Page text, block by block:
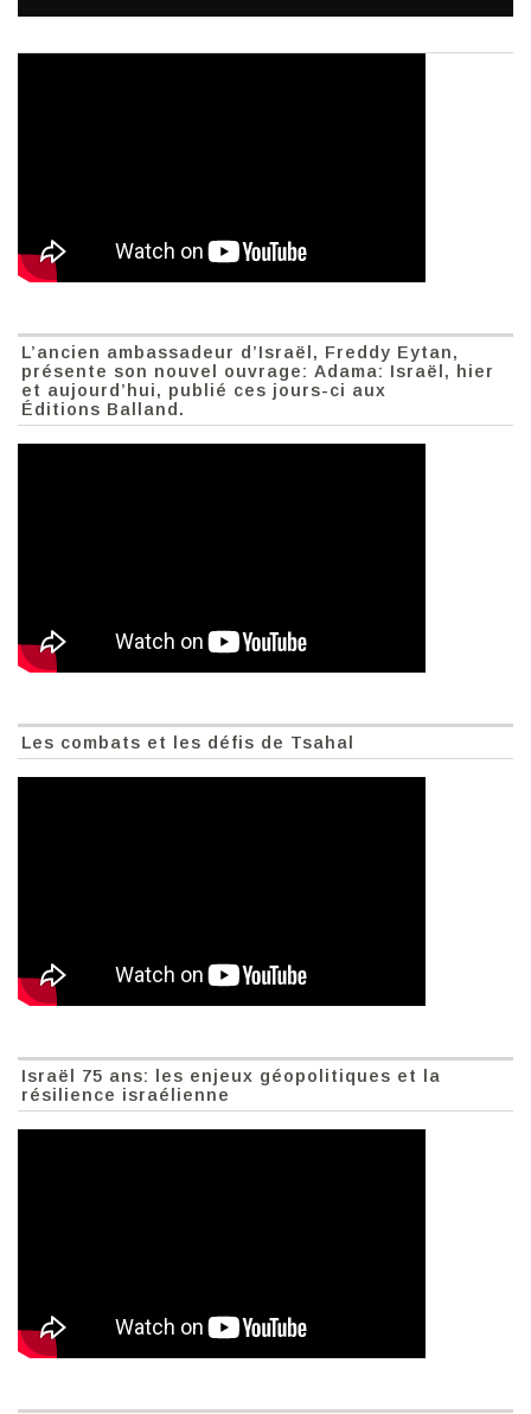
L’ancien ambassadeur d’Israël, Freddy Eytan,
présente son nouvel ouvrage: Adama: Israël, hier
et aujourd’hui, publié ces jours-ci aux
Éditions Balland.
Les combats et les défis de Tsahal
Israël 75 ans: les enjeux géopolitiques et la
résilience israélienne